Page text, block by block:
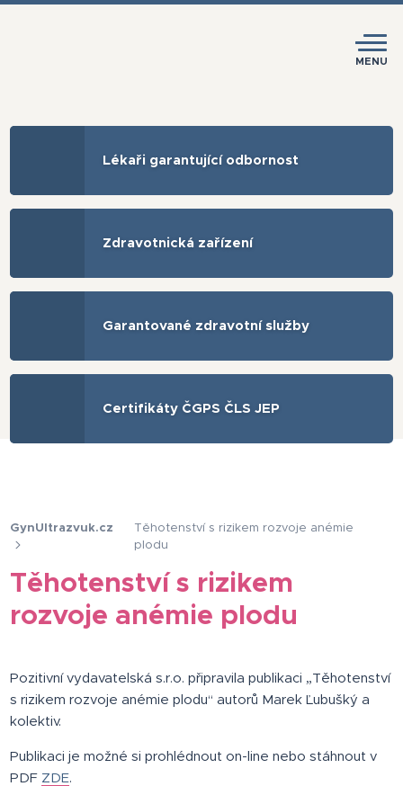
MENU
Lékaři garantující odbornost
Zdravotnická zařízení
Garantované zdravotní služby
Certifikáty ČGPS ČLS JEP
GynUltrazvuk.cz
Těhotenství s rizikem rozvoje anémie
plodu
Těhotenství s rizikem
rozvoje anémie plodu
Pozitivní vydavatelská s.r.o. připravila publikaci „Těhotenství
s rizikem rozvoje anémie plodu“ autorů Marek Ľubušký a
kolektiv.
Publikaci je možné si prohlédnout on-line nebo stáhnout v
PDF ZDE.